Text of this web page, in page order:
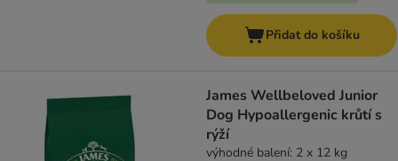
Přidat do košíku
James Wellbeloved Junior
Dog Hypoallergenic krůtí s
rýží
výhodné balení: 2 x 12 kg